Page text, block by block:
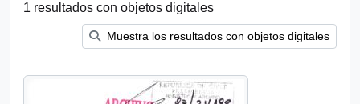
1 resultados con objetos digitales
Muestra los resultados con objetos digitales